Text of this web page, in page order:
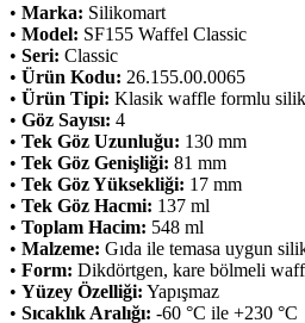
• Marka: Silikomart
• Model: SF155 Waffel Classic
• Seri: Classic
• Ürün Kodu: 26.155.00.0065
• Ürün Tipi: Klasik waffle formlu
• Göz Sayısı: 4
• Tek Göz Uzunluğu: 130 mm
• Tek Göz Genişliği: 81 mm
• Tek Göz Yüksekliği: 17 mm
• Tek Göz Hacmi: 137 ml
• Toplam Hacim: 548 ml
• Malzeme: Gıda ile temasa uygun
• Form: Dikdörtgen, kare bölmeli
• Yüzey Özelliği: Yapışmaz
• Sıcaklık Aralığı: -60 °C ile +230 °C